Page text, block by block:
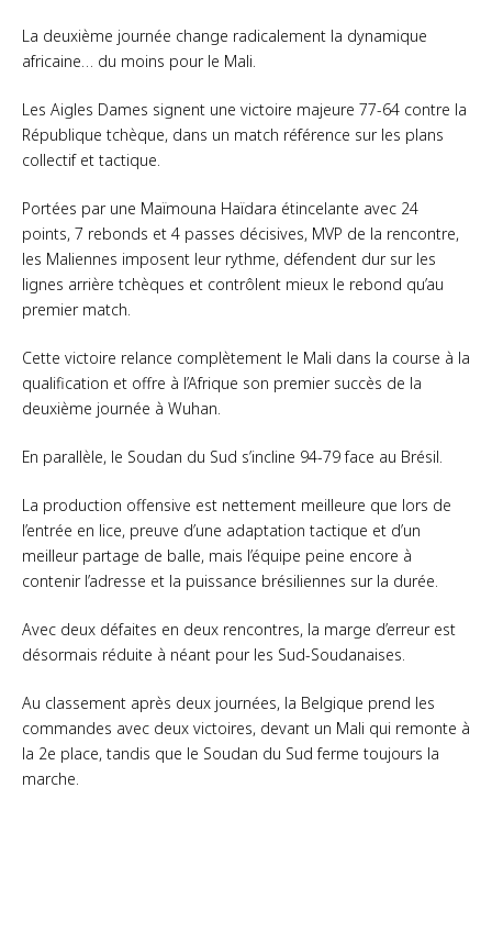
La deuxième journée change radicalement la dynamique
africaine… du moins pour le Mali.
Les Aigles Dames signent une victoire majeure 77-64 contre la
République tchèque, dans un match référence sur les plans
collectif et tactique.
Portées par une Maïmouna Haïdara étincelante avec 24
points, 7 rebonds et 4 passes décisives, MVP de la rencontre,
les Maliennes imposent leur rythme, défendent dur sur les
lignes arrière tchèques et contrôlent mieux le rebond qu’au
premier match.
Cette victoire relance complètement le Mali dans la course à la
qualification et offre à l’Afrique son premier succès de la
deuxième journée à Wuhan.
En parallèle, le Soudan du Sud s’incline 94-79 face au Brésil.
La production offensive est nettement meilleure que lors de
l’entrée en lice, preuve d’une adaptation tactique et d’un
meilleur partage de balle, mais l’équipe peine encore à
contenir l’adresse et la puissance brésiliennes sur la durée.
Avec deux défaites en deux rencontres, la marge d’erreur est
désormais réduite à néant pour les Sud-Soudanaises.
Au classement après deux journées, la Belgique prend les
commandes avec deux victoires, devant un Mali qui remonte à
la 2e place, tandis que le Soudan du Sud ferme toujours la
marche.